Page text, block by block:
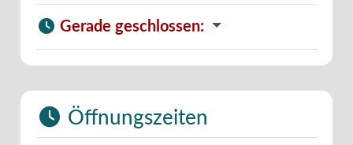
Gerade geschlossen:
Öffnungszeiten